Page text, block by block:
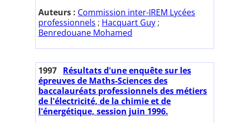
Auteurs : Commission inter-IREM Lycées
professionnels ; Hacquart Guy ;
Benredouane Mohamed
1997 Résultats d'une enquête sur les
épreuves de Maths-Sciences des
baccalauréats professionnels des métiers
de l'électricité, de la chimie et de
l'énergétique, session juin 1996.